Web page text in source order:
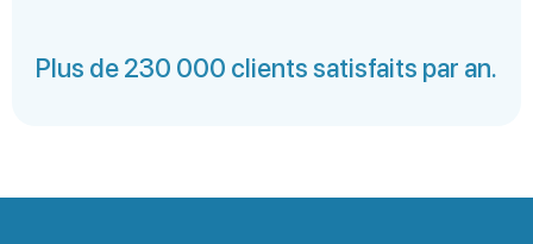
Plus de 230 000 clients satisfaits par an.